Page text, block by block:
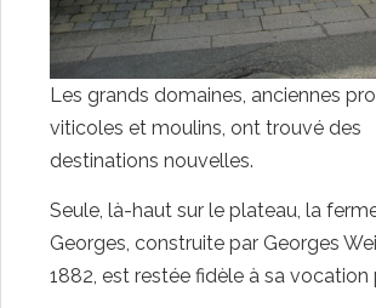
Les grands domaines, anciennes
viticoles et moulins, ont trouvé des
destinations nouvelles.
Seule, là-haut sur le plateau, la
Georges, construite par Georges
1882, est restée fidèle à sa vocation